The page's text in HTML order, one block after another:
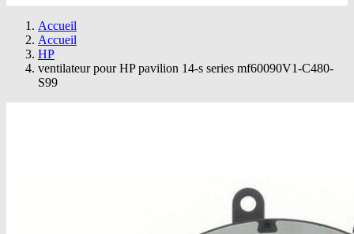
Accueil
Accueil
HP
ventilateur pour HP pavilion 14-s series mf60090V1-C480-
S99